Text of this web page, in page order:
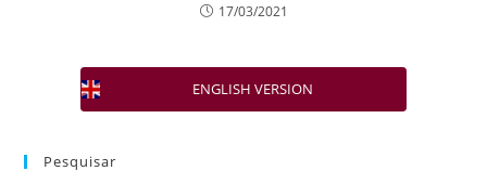
17/03/2021
ENGLISH VERSION
Pesquisar